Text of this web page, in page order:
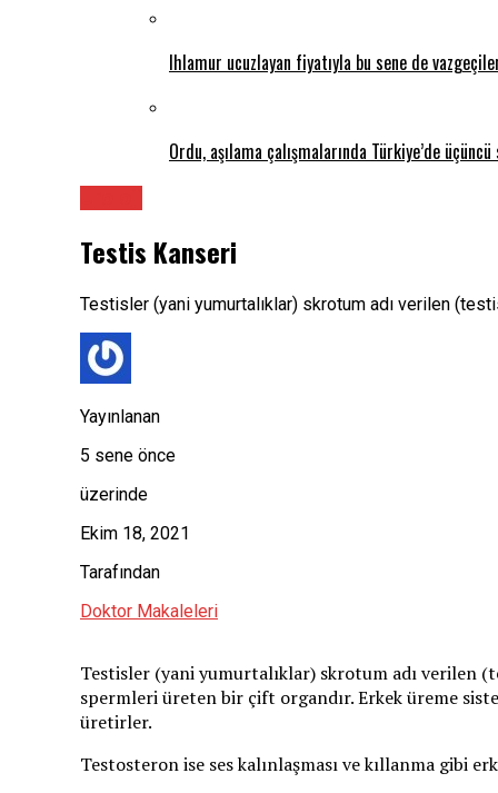
Ihlamur ucuzlayan fiyatıyla bu sene de
Ordu, aşılama çalışmalarında Türkiye’de
Testis Kanseri
Testisler (yani yumurtalıklar) skrotum adı verilen
Yayınlanan
5 sene önce
üzerinde
Ekim 18, 2021
Tarafından
Doktor Makaleleri
Testisler (yani yumurtalıklar) skrotum adı verilen
spermleri üreten bir çift organdır. Erkek üreme
üretirler.
Testosteron ise ses kalınlaşması ve kıllanma